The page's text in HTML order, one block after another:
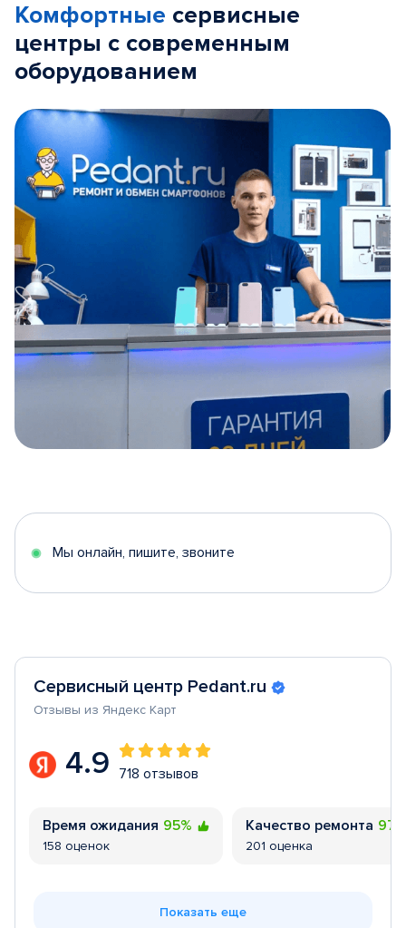
Комфортные сервисные
центры с современным
оборудованием
5
Мы онлайн, пишите, звоните
Сервисный центр Pedant.ru
Отзывы из Яндекс Карт
4.9 718 отзывов
Время ожидания 95%
158 оценок
Качество ремонта
201 оценка
Показать еще